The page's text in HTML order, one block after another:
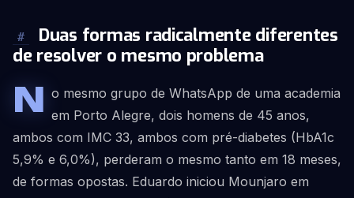
#
Duas formas radicalmente diferentes
de resolver o mesmo problema
N o mesmo grupo de WhatsApp de uma academia
em Porto Alegre, dois homens de 45 anos,
ambos com IMC 33, ambos com pré-diabetes (HbA1c
5,9% e 6,0%), perderam o mesmo tanto em 18 meses,
de formas opostas. Eduardo iniciou Mounjaro em